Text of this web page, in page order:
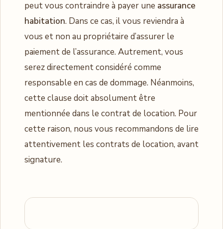
peut vous contraindre à payer une assurance
habitation. Dans ce cas, il vous reviendra à
vous et non au propriétaire d’assurer le
paiement de l’assurance. Autrement, vous
serez directement considéré comme
responsable en cas de dommage. Néanmoins,
cette clause doit absolument être
mentionnée dans le contrat de location. Pour
cette raison, nous vous recommandons de lire
attentivement les contrats de location, avant
signature.